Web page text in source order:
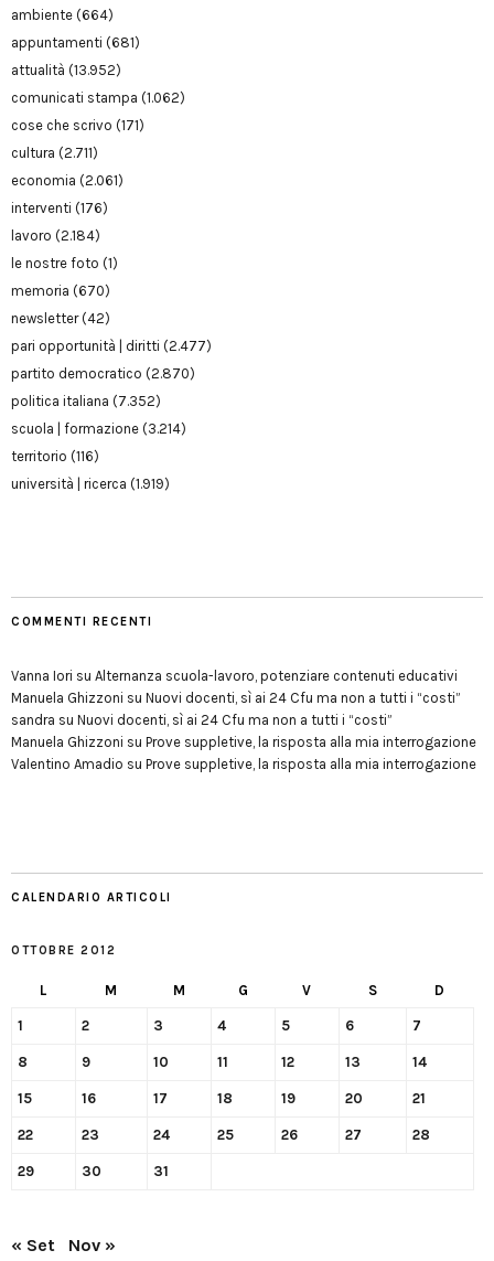
ambiente (664)
appuntamenti (681)
attualità (13.952)
comunicati stampa (1.062)
cose che scrivo (171)
cultura (2.711)
economia (2.061)
interventi (176)
lavoro (2.184)
le nostre foto (1)
memoria (670)
newsletter(42)
pari opportunità | diritti (2.477)
partito democratico (2.870)
politica italiana (7.352)
scuola | formazione (3.214)
territorio (116)
università | ricerca (1.919)
COMMENTI RECENTI
Vanna Iori su Alternanza scuola-lavoro, potenziare contenuti educativi
Manuela Ghizzoni su Nuovi docenti, sì ai 24 Cfu ma non a tutti i “costi”
sandra su Nuovi docenti, sì ai 24 Cfu ma non a tutti i “costi”
Manuela Ghizzoni su Prove suppletive, la risposta alla mia interrogazione
Valentino Amadio su Prove suppletive, la risposta alla mia interrogazione
CALENDARIO ARTICOLI
OTTOBRE 2012
L M M G V S D
1 2 3 4 5 6 7
8 9 10 11 12 13 14
15 16 17 18 19 20 21
22 23 24 25 26 27 28
29 30 31
« Set Nov »